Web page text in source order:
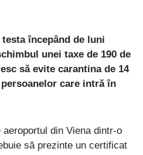
începând de luni
unei taxe de 190 de
să evite carantina de 14
care intră în
din Viena dintr-o
să prezinte un certificat